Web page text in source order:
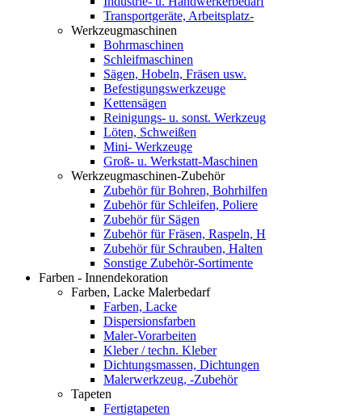
Transportgeräte, Arbeitsplatz-
Werkzeugmaschinen
Bohrmaschinen
Schleifmaschinen
Sägen, Hobeln, Fräsen usw.
Befestigungswerkzeuge
Kettensägen
Reinigungs- u. sonst. Werkzeug
Löten, Schweißen
Mini- Werkzeuge
Groß- u. Werkstatt-Maschinen
Werkzeugmaschinen-Zubehör
Zubehör für Bohren, Bohrhilfen
Zubehör für Schleifen, Poliere
Zubehör für Sägen
Zubehör für Fräsen, Raspeln, H
Zubehör für Schrauben, Halten
Sonstige Zubehör-Sortimente
Farben - Innendekoration
Farben, Lacke Malerbedarf
Farben, Lacke
Dispersionsfarben
Maler-Vorarbeiten
Kleber / techn. Kleber
Dichtungsmassen, Dichtungen
Malerwerkzeug, -Zubehör
Tapeten
Fertigtapeten